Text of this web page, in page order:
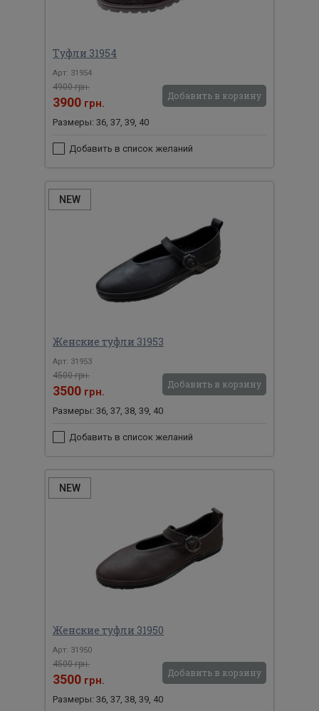
Туфли 31954
Арт: 31954
4900 грн.
3900 грн.
Добавить в корзину
Размеры: 36, 37, 39, 40
Добавить в список желаний
NEW
Женские туфли 31953
Арт: 31953
4500 грн.
3500 грн.
Добавить в корзину
Размеры: 36, 37, 38, 39, 40
Добавить в список желаний
NEW
Женские туфли 31950
Арт: 31950
4500 грн.
3500 грн.
Добавить в корзину
Размеры: 36, 37, 38, 39, 40